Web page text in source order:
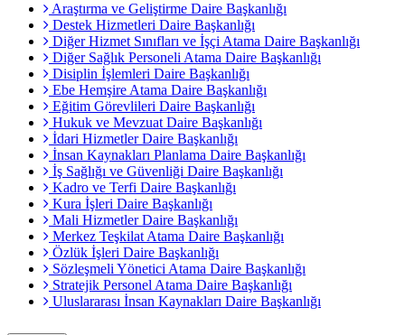
Araştırma ve Geliştirme Daire Başkanlığı
Destek Hizmetleri Daire Başkanlığı
Diğer Hizmet Sınıfları ve İşçi Atama Daire Başkanlığı
Diğer Sağlık Personeli Atama Daire Başkanlığı
Disiplin İşlemleri Daire Başkanlığı
Ebe Hemşire Atama Daire Başkanlığı
Eğitim Görevlileri Daire Başkanlığı
Hukuk ve Mevzuat Daire Başkanlığı
İdari Hizmetler Daire Başkanlığı
İnsan Kaynakları Planlama Daire Başkanlığı
İş Sağlığı ve Güvenliği Daire Başkanlığı
Kadro ve Terfi Daire Başkanlığı
Kura İşleri Daire Başkanlığı
Mali Hizmetler Daire Başkanlığı
Merkez Teşkilat Atama Daire Başkanlığı
Özlük İşleri Daire Başkanlığı
Sözleşmeli Yönetici Atama Daire Başkanlığı
Stratejik Personel Atama Daire Başkanlığı
Uluslararası İnsan Kaynakları Daire Başkanlığı